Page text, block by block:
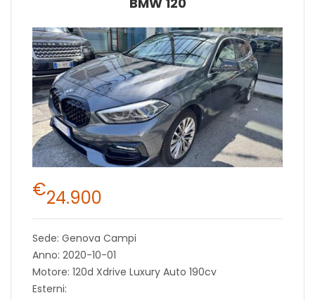
€24.900
Sede: Genova Campi
Anno: 2020-10-01
Motore: 120d Xdrive Luxury Auto 190cv
Esterni: